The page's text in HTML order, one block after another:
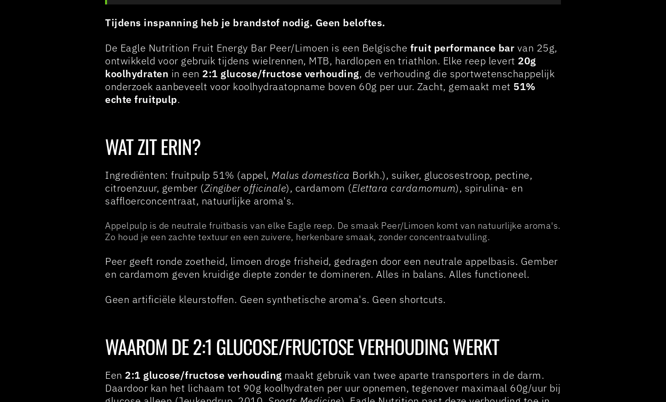
Tijdens inspanning heb je brandstof nodig. Geen beloftes.
De Eagle Nutrition Fruit Energy Bar Peer/Limoen is een Belgische fruit performance bar van 25g,
ontwikkeld voor gebruik tijdens wielrennen, MTB, hardlopen en triathlon. Elke reep levert 20g
koolhydraten in een 2:1 glucose/fructose verhouding, de verhouding die sportwetenschappelijk
onderzoek aanbeveelt voor koolhydraatopname boven 60g per uur. Zacht, gemaakt met 51%
echte fruitpulp.
WAT ZIT ERIN?
Ingrediënten: fruitpulp 51% (appel, Malus domestica Borkh.), suiker, glucosestroop, pectine,
citroenzuur, gember (Zingiber officinale), cardamom (Elettara cardamomum), spirulina- en
saffloerconcentraat, natuurlijke aroma's.
Appelpulp is de neutrale fruitbasis van elke Eagle reep. De smaak Peer/Limoen komt van natuurlijke aroma's.
Zo houd je een zachte textuur en een zuivere, herkenbare smaak, zonder concentraatvulling.
Peer geeft ronde zoetheid, limoen droge frisheid, gedragen door een neutrale appelbasis. Gember
en cardamom geven kruidige diepte zonder te domineren. Alles in balans. Alles functioneel.
Geen artificiële kleurstoffen. Geen synthetische aroma's. Geen shortcuts.
WAAROM DE 2:1 GLUCOSE/FRUCTOSE VERHOUDING WERKT
Een 2:1 glucose/fructose verhouding maakt gebruik van twee aparte transporters in de darm.
Daardoor kan het lichaam tot 90g koolhydraten per uur opnemen, tegenover maximaal 60g/uur bij